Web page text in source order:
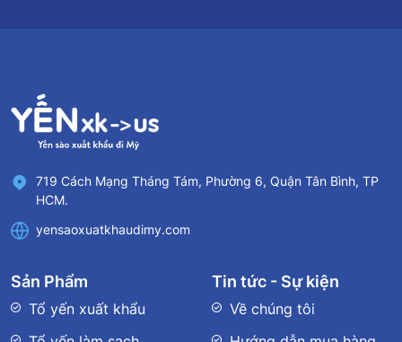
719 Cách Mạng Tháng Tám, Phường 6, Quận Tân Bình, TP
HCM.
yensaoxuatkhaudimy.com
Sản Phẩm
Tổ yến xuất khẩu
Tin tức - Sự kiện
Về chúng tôi